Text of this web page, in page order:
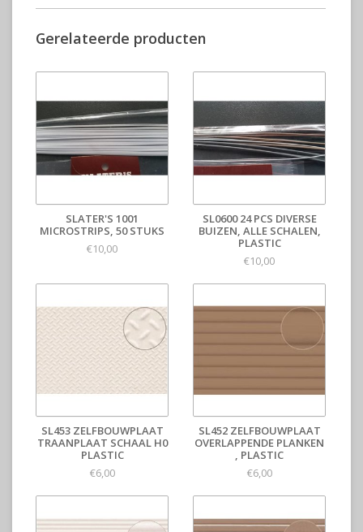
Gerelateerde producten
SLATER'S 1001
MICROSTRIPS, 50 STUKS
€10,00
SL0600 24 PCS DIVERSE
BUIZEN, ALLE SCHALEN,
PLASTIC
€10,00
SL453 ZELFBOUWPLAAT
TRAANPLAAT SCHAAL H0
PLASTIC
€6,00
SL452 ZELFBOUWPLAAT
OVERLAPPENDE PLANKEN
, PLASTIC
€6,00